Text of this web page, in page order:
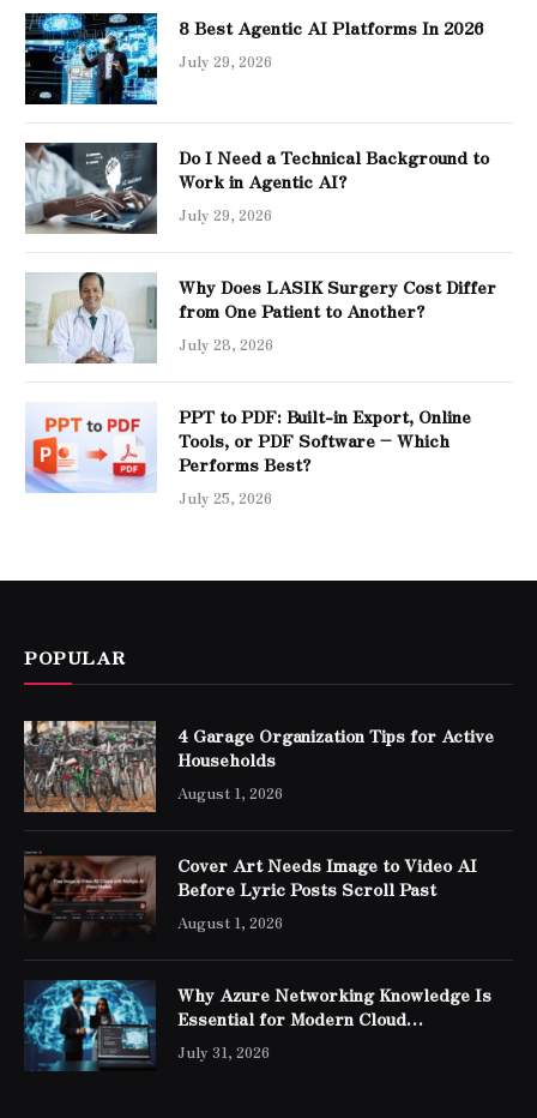
8 Best Agentic AI Platforms In 2026
July 29, 2026
Do I Need a Technical Background to
Work in Agentic AI?
July 29, 2026
Why Does LASIK Surgery Cost Differ
from One Patient to Another?
July 28, 2026
PPT to PDF: Built-in Export, Online
Tools, or PDF Software – Which
Performs Best?
July 25, 2026
POPULAR
4 Garage Organization Tips for Active
Households
August 1, 2026
Cover Art Needs Image to Video AI
Before Lyric Posts Scroll Past
August 1, 2026
Why Azure Networking Knowledge Is
Essential for Modern Cloud
Professionals
July 31, 2026